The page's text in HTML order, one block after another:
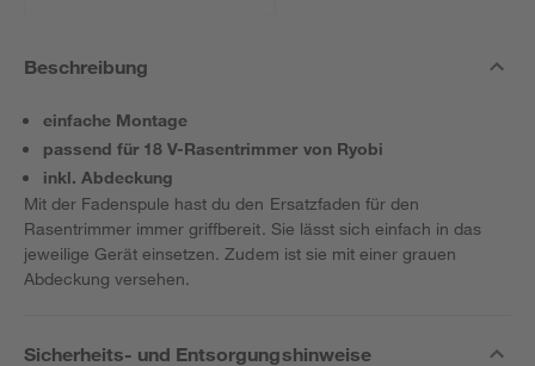
Beschreibung
einfache Montage
passend für 18 V-Rasentrimmer von Ryobi
inkl. Abdeckung
Mit der Fadenspule hast du den Ersatzfaden für den
Rasentrimmer immer griffbereit. Sie lässt sich einfach in das
jeweilige Gerät einsetzen. Zudem ist sie mit einer grauen
Abdeckung versehen.
Sicherheits- und Entsorgungshinweise